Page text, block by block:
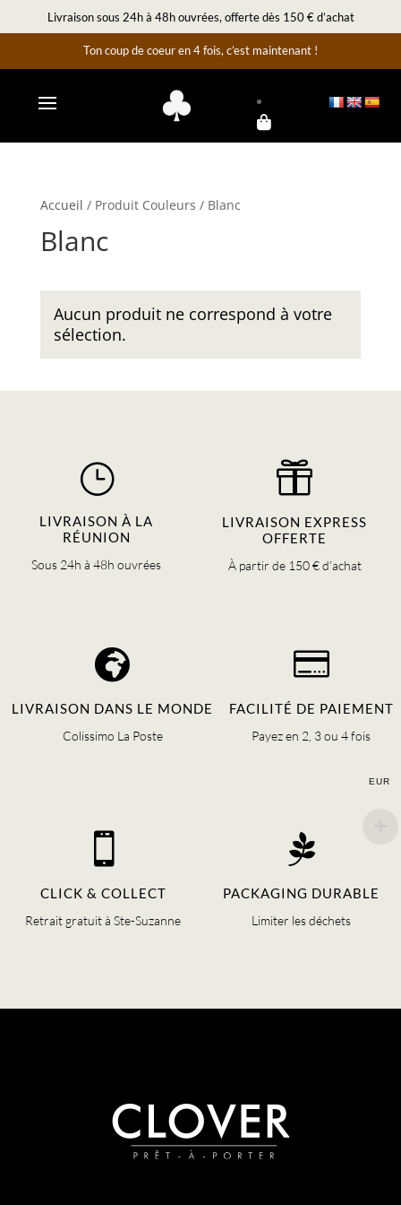
Livraison sous 24h à 48h ouvrées, offerte dès 150 € d’achat
Ton coup de coeur en 4 fois, c’est maintenant !
Accueil / Produit Couleurs / Blanc
Blanc
Aucun produit ne correspond à votre
sélection.
}
LIVRAISON À LA
RÉUNION
Sous 24h à 48h ouvrées

LIVRAISON EXPRESS
OFFERTE
À partir de 150 € d’achat

LIVRAISON DANS LE MONDE
Colissimo La Poste

FACILITÉ DE PAIEMENT
Payez en 2, 3 ou 4 fois

CLICK & COLLECT
Retrait gratuit à Ste-Suzanne

PACKAGING DURABLE
Limiter les déchets
EUR